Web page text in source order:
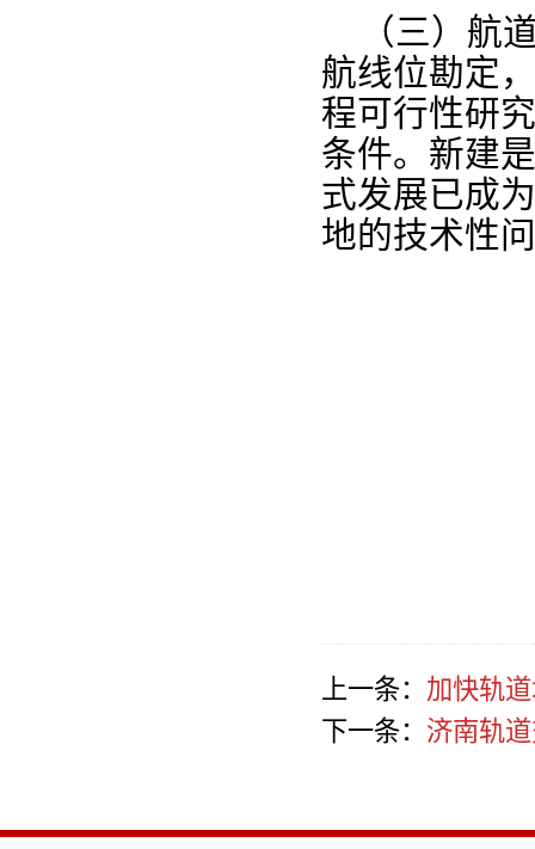
（三） 航
航线位勘定
程可行性研
条件。新建是
式发展已成为
地的技术性
上一条： 加快轨
下一条： 济南轨